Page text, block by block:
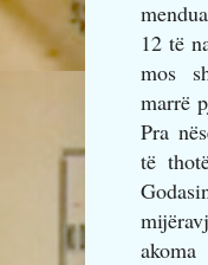
12 të
mos
marrë
Pra
të